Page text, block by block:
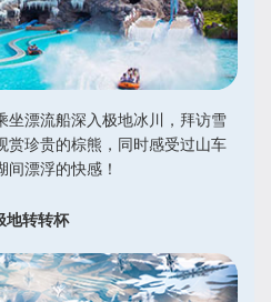
坐漂流船深入极地冰川，拜访雪
赏珍贵的棕熊，同时感受过山车
漂浮的快感！
转转杯